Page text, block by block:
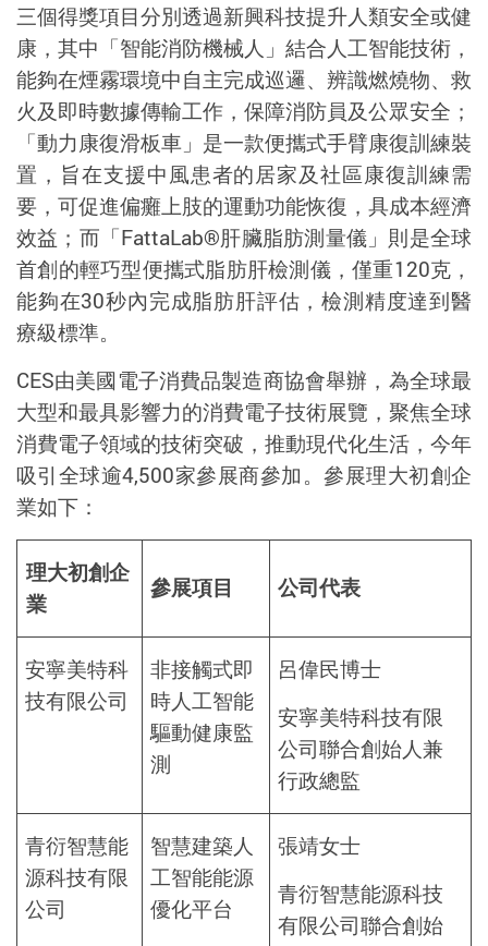
三個得獎項目分別透過新興科技提升人類安全或健
康，其中「智能消防機械人」結合人工智能技術，
能夠在煙霧環境中自主完成巡邏、辨識燃燒物、救
火及即時數據傳輸工作，保障消防員及公眾安全；
「動力康復滑板車」是一款便攜式手臂康復訓練裝
置，旨在支援中風患者的居家及社區康復訓練需
要，可促進偏癱上肢的運動功能恢復，具成本經濟
效益；而「FattaLab®肝臟脂肪測量儀」則是全球
首創的輕巧型便攜式脂肪肝檢測儀，僅重120克，
能夠在30秒內完成脂肪肝評估，檢測精度達到醫
療級標準。
CES由美國電子消費品製造商協會舉辦，為全球最
大型和最具影響力的消費電子技術展覽，聚焦全球
消費電子領域的技術突破，推動現代化生活，今年
吸引全球逾4,500家參展商參加。參展理大初創企
業如下：
理大初創企
業
參展項目 公司代表
安寧美特科
技有限公司
非接觸式即
時人工智能
驅動健康監
測
呂偉民博士
安寧美特科技有限
公司聯合創始人兼
行政總監
青衍智慧能
源科技有限
公司
智慧建築人
工智能能源
優化平台
張靖女士
青衍智慧能源科技
有限公司聯合創始